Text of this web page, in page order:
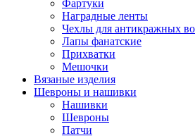
Фартуки
Наградные ленты
Чехлы для антикражных
Лапы фанатские
Прихватки
Мешочки
Вязаные изделия
Шевроны и нашивки
Нашивки
Шевроны
Патчи